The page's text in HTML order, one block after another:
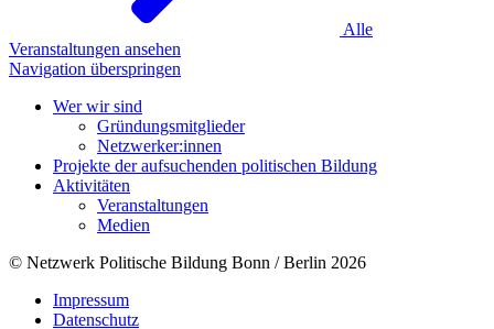
Alle
Veranstaltungen ansehen
Navigation überspringen
Wer wir sind
Gründungsmitglieder
Netzwerker:innen
Projekte der aufsuchenden politischen Bildung
Aktivitäten
Veranstaltungen
Medien
© Netzwerk Politische Bildung Bonn / Berlin 2026
Impressum
Datenschutz